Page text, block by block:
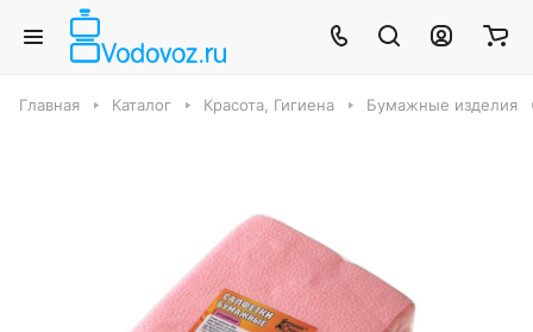
Главная Каталог Красота, Гигиена Бумажные изделия